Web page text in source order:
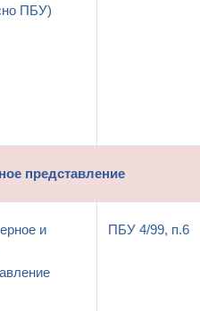
ПБУ)
представление
и
ПБУ 4/99, п.6